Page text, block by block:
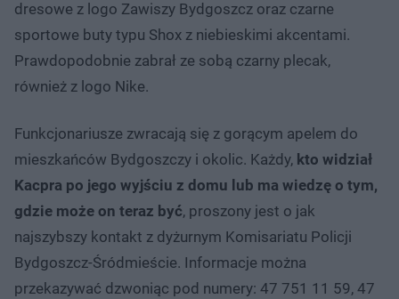
dresowe z logo Zawiszy Bydgoszcz oraz czarne
sportowe buty typu Shox z niebieskimi akcentami.
Prawdopodobnie zabrał ze sobą czarny plecak,
również z logo Nike.
Funkcjonariusze zwracają się z gorącym apelem do
mieszkańców Bydgoszczy i okolic. Każdy, kto widział
Kacpra po jego wyjściu z domu lub ma wiedzę o tym,
gdzie może on teraz być, proszony jest o jak
najszybszy kontakt z dyżurnym Komisariatu Policji
Bydgoszcz-Śródmieście. Informacje można
przekazywać dzwoniąc pod numery: 47 751 11 59, 47